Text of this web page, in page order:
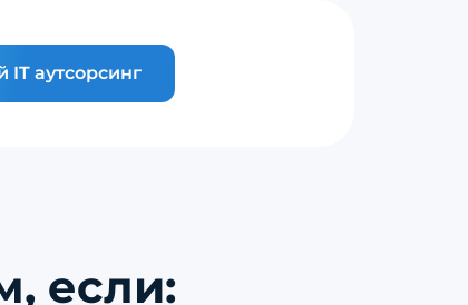
аутсорсинг
если: